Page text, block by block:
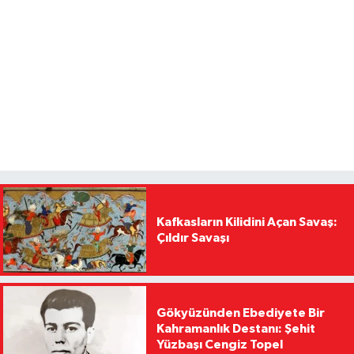
Kafkasların Kilidini Açan Savaş:
Çıldır Savaşı
Gökyüzünden Ebediyete Bir
Kahramanlık Destanı: Şehit
Yüzbaşı Cengiz Topel